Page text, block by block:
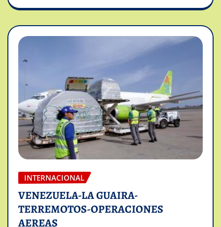
INTERNACIONAL
VENEZUELA-LA GUAIRA-
TERREMOTOS-OPERACIONES
AEREAS